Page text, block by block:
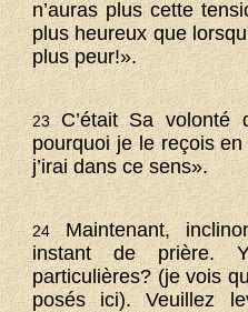
n’auras plus cette
plus heureux que
plus peur!».
23C’était Sa volonté
pourquoi je le reçois
j’irai dans ce sens».
24Maintenant,
instant de prière.
particulières? (je vois
posés ici). Veuillez